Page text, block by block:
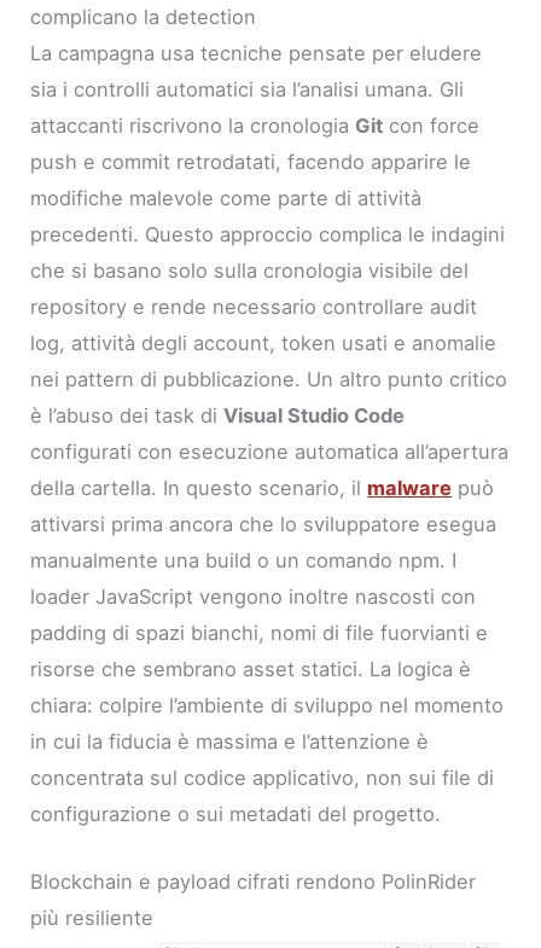
complicano la detection
La campagna usa tecniche pensate per eludere
sia i controlli automatici sia l’analisi umana. Gli
attaccanti riscrivono la cronologia Git con force
push e commit retrodatati, facendo apparire le
modifiche malevole come parte di attività
precedenti. Questo approccio complica le indagini
che si basano solo sulla cronologia visibile del
repository e rende necessario controllare audit
log, attività degli account, token usati e anomalie
nei pattern di pubblicazione. Un altro punto critico
è l’abuso dei task diVisual Studio Code
configurati con esecuzione automatica all’apertura
della cartella. In questo scenario, il malware può
attivarsi prima ancora che lo sviluppatore esegua
manualmente una build o un comando npm. I
loader JavaScript vengono inoltre nascosti con
padding di spazi bianchi, nomi di file fuorvianti e
risorse che sembrano asset statici. La logica è
chiara: colpire l’ambiente di sviluppo nel momento
in cui la fiducia è massima e l’attenzione è
concentrata sul codice applicativo, non sui file di
configurazione o sui metadati del progetto.
Blockchain e payload cifrati rendono PolinRider
più resiliente